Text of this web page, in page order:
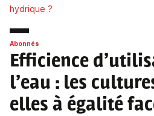
hydrique ?
Abonnés
Efficience
l’eau : les
elles à égalité